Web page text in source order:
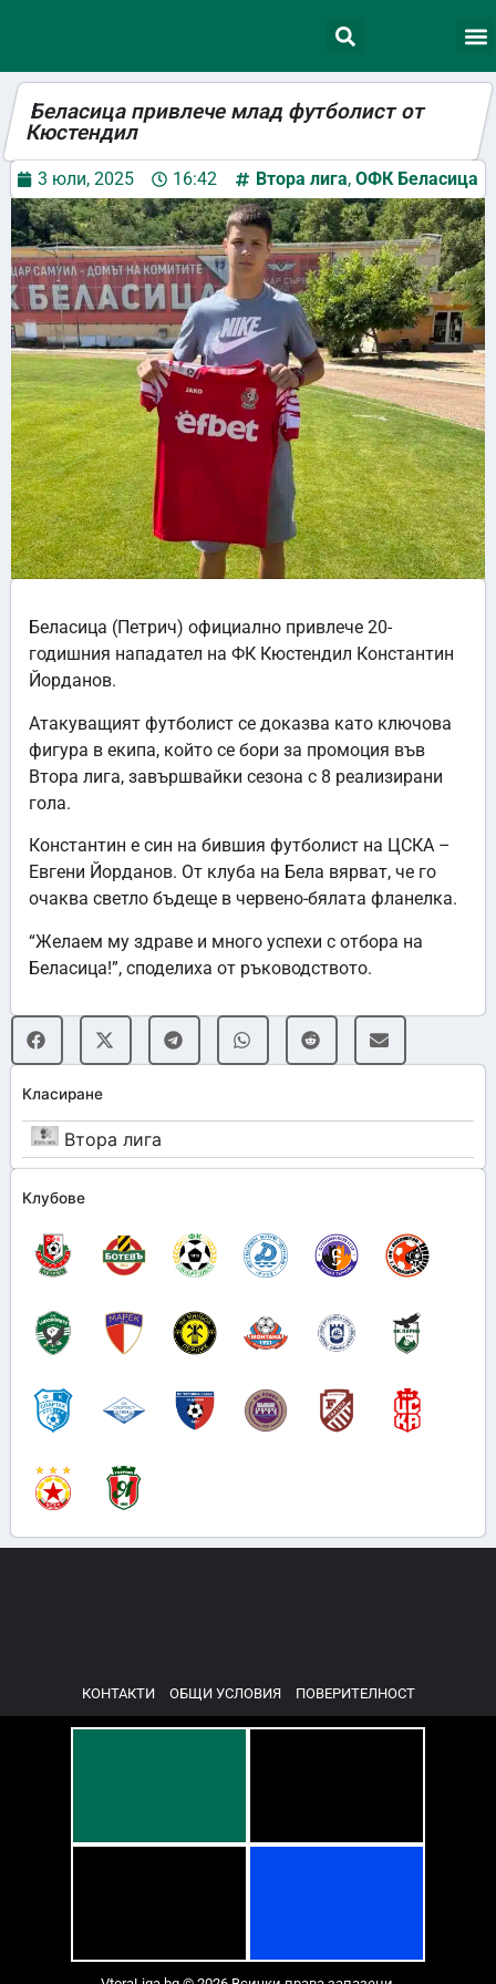
Класиране
Втора лига
Клубове
Беласица привлече млад футболист от
Кюстендил
3 юли, 2025 16:42 Втора лига, ОФК Беласица
Беласица (Петрич) официално привлече 20-
годишния нападател на ФК Кюстендил Константин
Йорданов.
Атакуващият футболист се доказва като ключова
фигура в екипа, който се бори за промоция във
Втора лига, завършвайки сезона с 8 реализирани
гола.
Константин е син на бившия футболист на ЦСКА –
Евгени Йорданов. От клуба на Бела вярват, че го
очаква светло бъдеще в червено-бялата фланелка.
“Желаем му здраве и много успехи с отбора на
Беласица!”, споделиха от ръководството.
КОНТАКТИ ОБЩИ УСЛОВИЯ ПОВЕРИТЕЛНОСТ